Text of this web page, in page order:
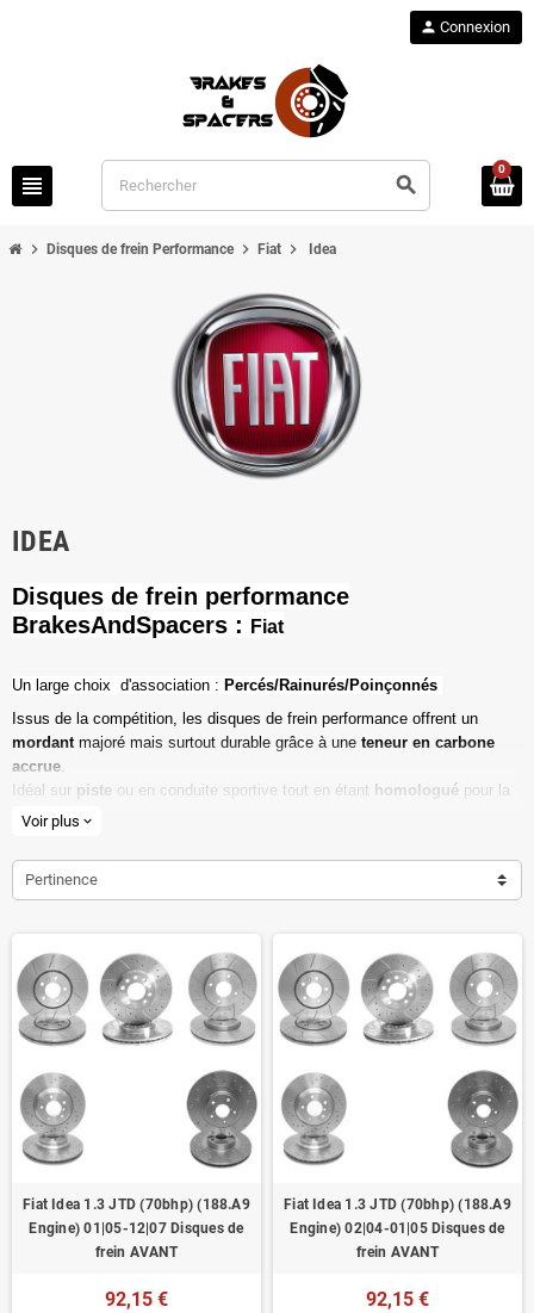
view_headline search
person Connexion
0
chevron_right Disques de frein Performance chevron_right Fiat chevron_right Idea
IDEA
Disques de frein performance
BrakesAndSpacers :
Fiat
Un l arge choix d'association : Percés/Rainurés/Poinçonnés
Issus de la compétition, les disques de frein performance offrent un
mordant majoré mais surtout durable grâce à une teneur en carbone
accrue.
Idéal sur piste ou en conduite sportive tout en étant homologué pour la
route ouverte.
Dimensions d'origine respectées
Installation en lieu et place.
Homologué pour le contrôle technique
Voir plus expand_more
Pertinence
Fiat Idea 1.3 JTD (70bhp) (188.A9
Engine) 01|05-12|07 Disques de
frein AVANT
92,15 €
Fiat Idea 1.3 JTD (70bhp) (188.A9
Engine) 02|04-01|05 Disques de
frein AVANT
92,15 €